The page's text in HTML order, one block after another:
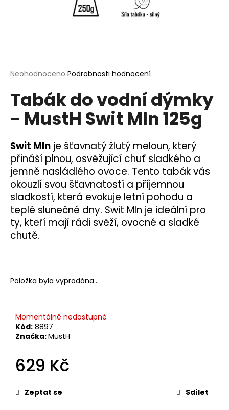
Průměrné
produktu
z
hvězdiček.
Neohodnoceno Podrobnosti hodnocení
Tabák do vodní dýmky
- MustH Swit Mln 125g
Swit Mln je šťavnatý žlutý meloun, který
přináší plnou, osvěžující chuť sladkého a
jemně nasládlého ovoce. Tento tabák vás
okouzlí svou šťavnatostí a příjemnou
sladkostí, která evokuje letní pohodu a
teplé slunečné dny. Swit Mln je ideální pro
ty, kteří mají rádi svěží, ovocné a sladké
chutě.
Položka byla vyprodána…
Momentálně nedostupné
Kód: 8897
Značka:MustH
629 Kč
Měrná
cena:Zeptat se Sdílet
HLEDAT
D
o
p
o
r
u
č
u
m
e